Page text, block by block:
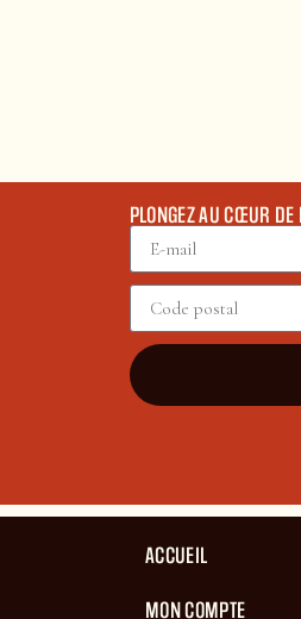
PLONGEZ AU CŒUR
ACCUEIL
MON COMPTE